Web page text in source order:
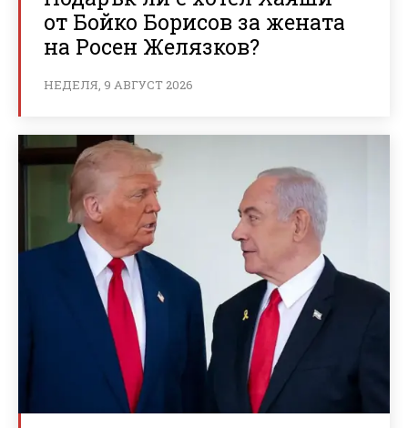
от Бойко Борисов за жената
на Росен Желязков?
НЕДЕЛЯ, 9 АВГУСТ 2026